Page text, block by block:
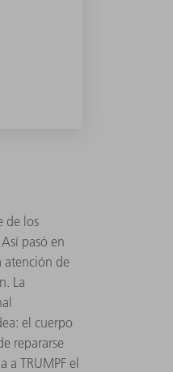
de los
pasó en
atención de
La
el cuerpo
repararse
TRUMPF el